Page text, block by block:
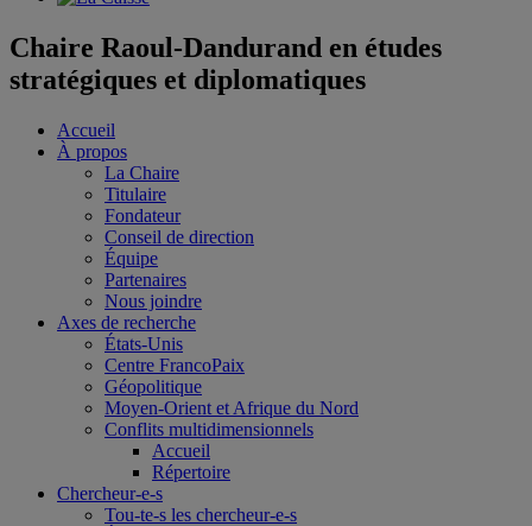
Chaire Raoul-Dandurand en études
stratégiques et diplomatiques
Accueil
À propos
La Chaire
Titulaire
Fondateur
Conseil de direction
Équipe
Partenaires
Nous joindre
Axes de recherche
États-Unis
Centre FrancoPaix
Géopolitique
Moyen-Orient et Afrique du Nord
Conflits multidimensionnels
Accueil
Répertoire
Chercheur-e-s
Tou-te-s les chercheur-e-s